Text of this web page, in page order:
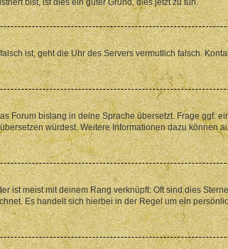
ist, geht die Uhr des Servers vermutlich falsch.
bislang in deine Sprache übersetzt. Frage ggf.
würdest. Weitere Informationen dazu können
meist mit deinem Rang verknüpft: Oft sind dies
Es handelt sich hierbei in der Regel um ein